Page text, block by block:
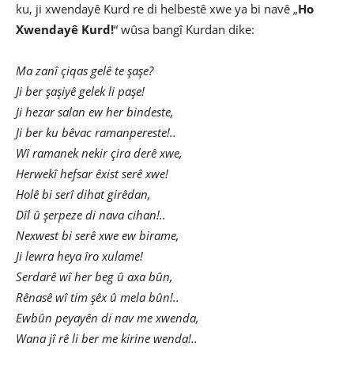
ku, ji xwendayê Kurd re di helbestê xwe ya bi navê „Ho
Xwendayê Kurd!“ wûsa bangî Kurdan dike:
Ma zanî çiqas gelê te şaşe?
Ji ber şaşiyê gelek li paşe!
Ji hezar salan ew her bindeste,
Ji ber ku bêvac ramanpereste!..
Wî ramanek nekir çira derê xwe,
Herwekî hefsar êxist serê xwe!
Holê bi serî dihat girêdan,
Dîl û şerpeze di nava cihan!..
Nexwest bi serê xwe ew birame,
Ji lewra heya îro xulame!
Serdarê wî her beg û axa bûn,
Rênasê wî tim şêx û mela bûn!..
Ewbûn peyayên di nav me xwenda,
Wana jî rê li ber me kirine wenda!..